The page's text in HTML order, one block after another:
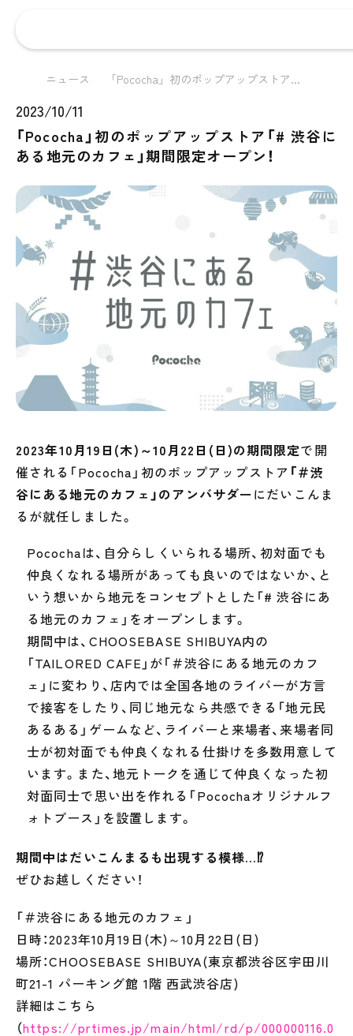
ニュース 「Pococha」初のポップアップストア...
2023/10/11
「Pococha」初のポップアップストア「# 渋谷に
ある地元のカフェ」期間限定オープン！
2023年10月19日(木)～10月22日(日)の期間限定で開
催される「Pococha」初のポップアップストア 「＃渋
谷にある地元のカフェ」のアンバサダー にだいこんま
るが就任しました。
Pocochaは、自分らしくいられる場所、初対面でも
仲良くなれる場所があっても良いのではないか、と
いう想いから地元をコンセプトとした「# 渋谷にあ
る地元のカフェ」をオープンします。
期間中は、CHOOSEBASE SHIBUYA内の
「TAILORED CAFE」が「＃渋谷にある地元のカフ
ェ」に変わり、店内では全国各地のライバーが方言
で接客をしたり、同じ地元なら共感できる「地元民
あるある」ゲームなど、ライバーと来場者、来場者同
士が初対面でも仲良くなれる仕掛けを多数用意して
います。また、地元トークを通じて仲良くなった初
対面同士で思い出を作れる「Pocochaオリジナルフ
ォトブース」を設置します。
期間中はだいこんまるも出現する模様…⁉
ぜひお越しください！
「＃渋谷にある地元のカフェ」
日時：2023年10月19日(木)～10月22日(日)
場所：CHOOSEBASE SHIBUYA(東京都渋谷区宇田川
町21-1 パーキング館 1階 西武渋谷店)
詳細はこちら
（https://prtimes.jp/main/html/rd/p/000000116.0